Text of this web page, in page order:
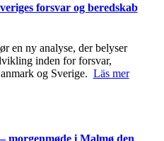
forsvar og beredskab
en ny analyse, der belyser
inden for forsvar,
og Sverige. Läs mer
morgenmøde i Malmø den